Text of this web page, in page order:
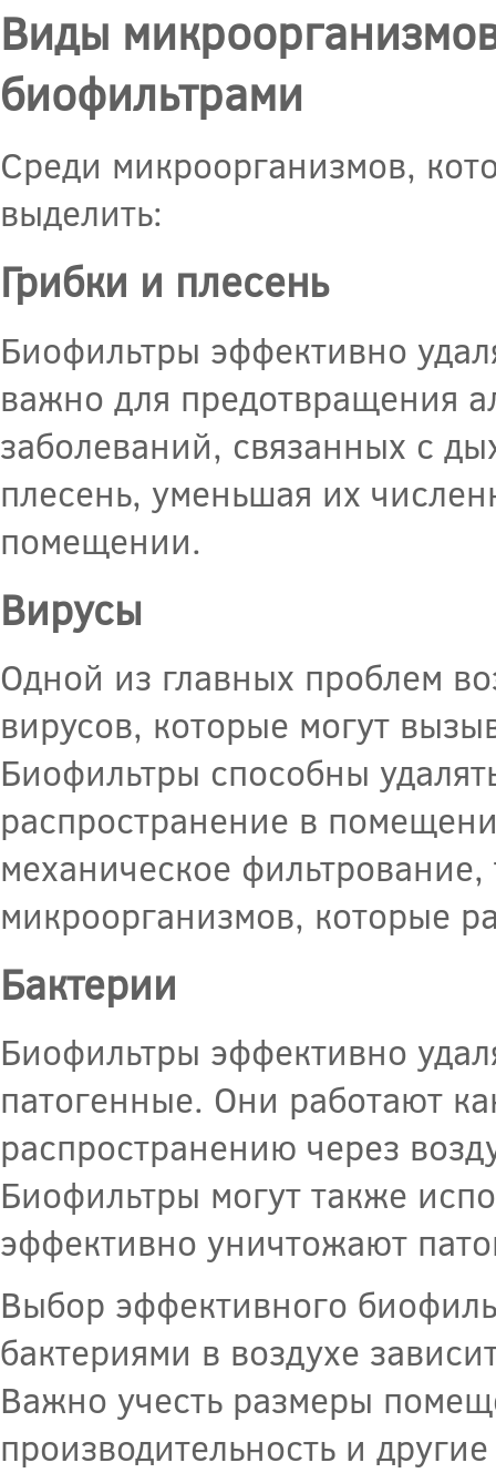
Виды
биофильтрами
Среди микроорганизмов,
выделить:
Грибки и плесень
Биофильтры эффективно
важно для предотвращения
заболеваний, связанных с
плесень, уменьшая их
помещении.
Вирусы
Одной из главных проблем
вирусов, которые могут
Биофильтры способны
распространение в
механическое
микроорганизмов, которые
Бактерии
Биофильтры эффективно
патогенные. Они работают
распространению через
Биофильтры могут также
эффективно уничтожают
Выбор эффективного
бактериями в воздухе
Важно учесть размеры
производительность и